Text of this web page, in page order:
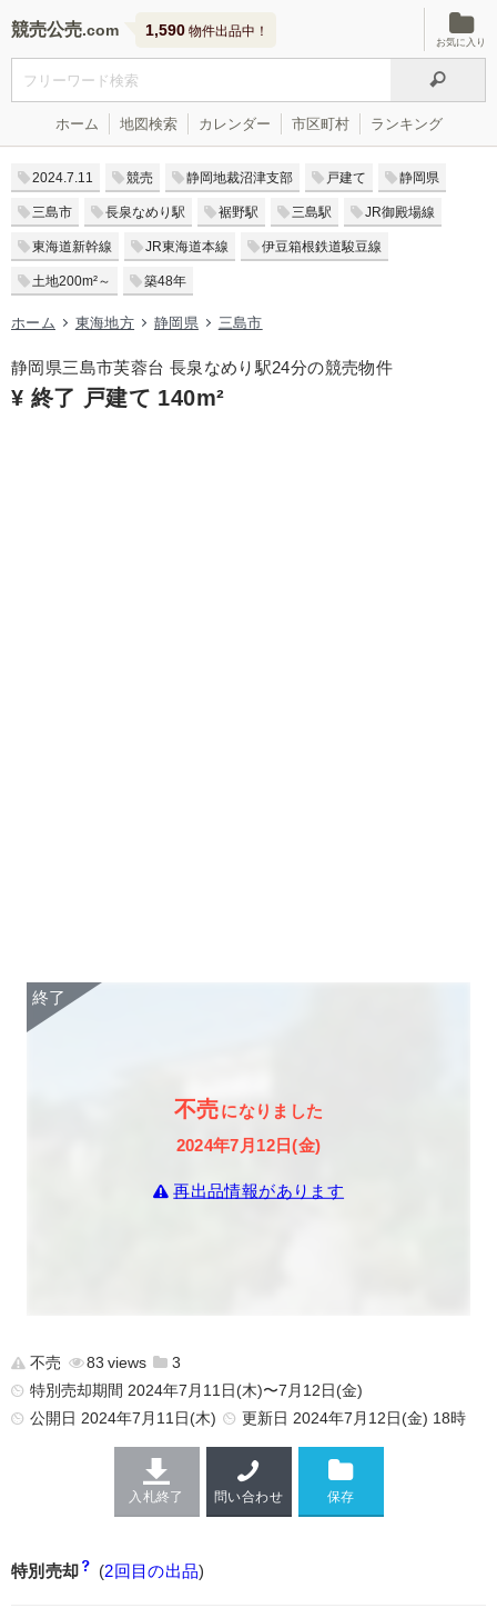
競売公売 1,590 物件出品中！
お気に入り
ホーム 地図検索 カレンダー 市区町村 ランキング
2024.7.11 競売 静岡地裁沼津支部 戸建て 静岡県
三島市 長泉なめり駅 裾野駅 三島駅 JR御殿場線
東海道新幹線 JR東海道本線 伊豆箱根鉄道駿豆線
土地200m²～ 築48年
ホーム 東海地方 静岡県 三島市
静岡県三島市芙蓉台 長泉なめり駅24分の競売物件
¥ 終了 戸建て 140m²
不売になりました
2024年7月12日(金)
再出品情報があります
不売 83
3
特別売却期間 2024年7月11日(木)〜7月12日(金)
公開日 2024年7月11日(木) 更新日 2024年7月12日(金) 18時
入札終了 問い合わせ
特別売却 (2回目の出品)